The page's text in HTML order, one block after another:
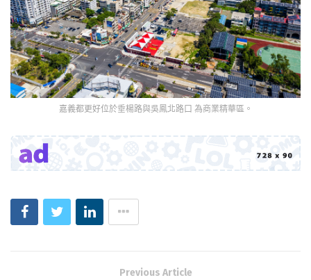
嘉義都更好位於垂楊路與吳鳳北路口 為商業精華區。
Previous Article